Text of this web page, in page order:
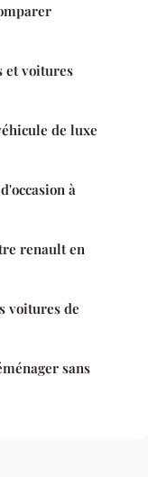
et voitures
de luxe
à
renault en
voitures de
sans